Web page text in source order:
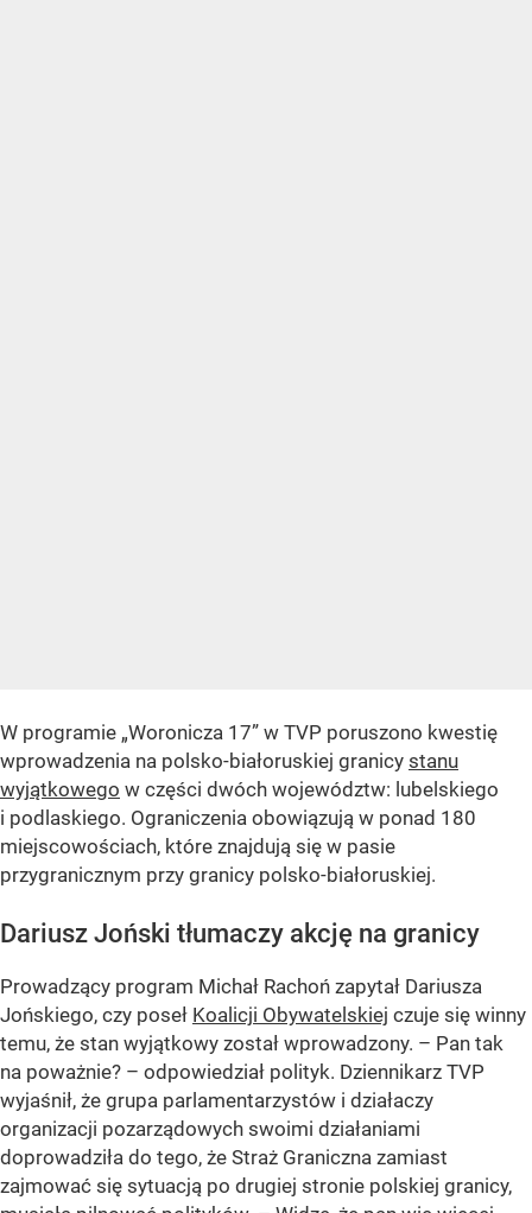
W programie „Woronicza 17” w TVP poruszono kwestię
wprowadzenia na polsko-białoruskiej granicy stanu
wyjątkowego w części dwóch województw: lubelskiego
i podlaskiego. Ograniczenia obowiązują w ponad 180
miejscowościach, które znajdują się w pasie
przygranicznym przy granicy polsko-białoruskiej.
Dariusz Joński tłumaczy akcję na granicy
Prowadzący program Michał Rachoń zapytał Dariusza
Jońskiego, czy poseł Koalicji Obywatelskiej czuje się winny
temu, że stan wyjątkowy został wprowadzony. – Pan tak
na poważnie? – odpowiedział polityk. Dziennikarz TVP
wyjaśnił, że grupa parlamentarzystów i działaczy
organizacji pozarządowych swoimi działaniami
doprowadziła do tego, że Straż Graniczna zamiast
zajmować się sytuacją po drugiej stronie polskiej granicy,